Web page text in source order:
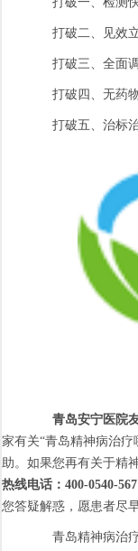
打破二、见效立
打破三、全面调
打破四、无药物
打破五、治标治
青岛安宁医院
家有关“青岛精神病治
助。如果您再有关于精
热线电话：400-0540-567
您答疑解惑，愿患者尽
青岛精神病治